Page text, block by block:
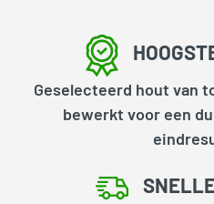
Geselecteerd hout van
bewerkt voor een